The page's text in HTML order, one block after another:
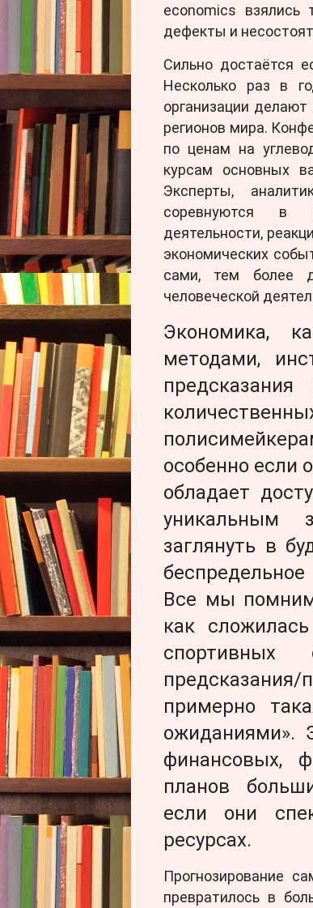
economics взялись
дефекты и
Сильно достаётся
Несколько раз в
организации
регионов мира.
по ценам на
курсам основных
Эксперты,
соревнуются в
деятельности,
экономических
сами, тем более
человеческой
Экономика,
методами,
особенно если
обладает
уникальным
заглянуть в
Все мы
как
спортивных
примерно
ожиданиями».
финансовых,
планов
если они
ресурсах.
Прогнозирование
превратилось в